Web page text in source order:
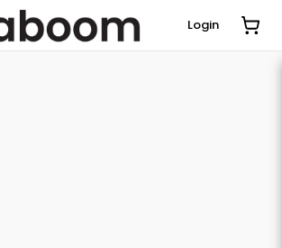
Login